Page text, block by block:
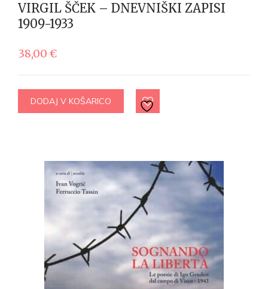
VIRGIL ŠČEK – DNEVNIŠKI ZAPISI
1909-1933
38,00 €
DODAJ V KOŠARICO